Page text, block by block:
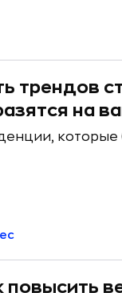
трендов
на
которые
повысить